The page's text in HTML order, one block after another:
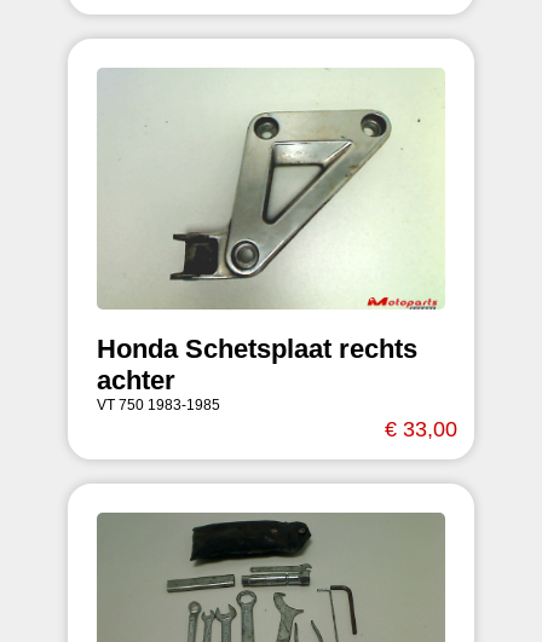
Honda Schetsplaat rechts
achter
VT 750 1983-1985
€ 33,00